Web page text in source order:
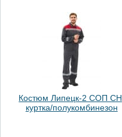
Костюм Липецк-2 СОП
куртка/полукомбинезон